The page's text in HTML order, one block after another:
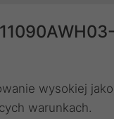
wysokiej
warunkach.